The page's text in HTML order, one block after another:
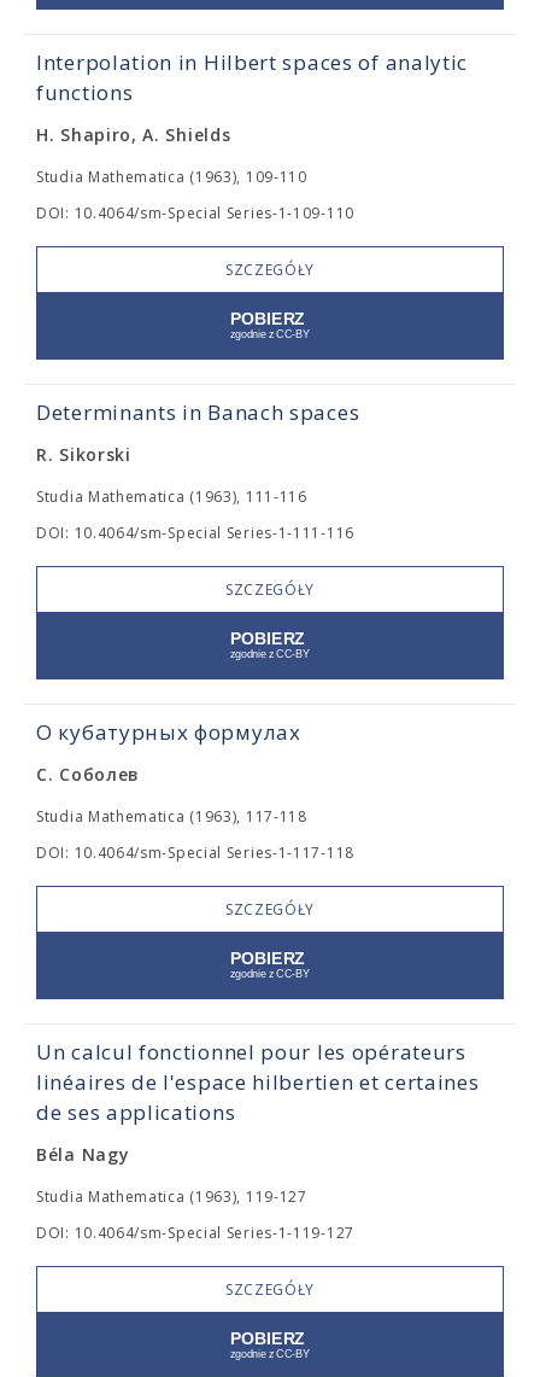
Interpolation in Hilbert spaces of analytic
functions
H. Shapiro, A. Shields
Studia Mathematica (1963), 109-110
DOI: 10.4064/sm-Special Series-1-109-110
SZCZEGÓŁY
Determinants in Banach spaces
R. Sikorski
Studia Mathematica (1963), 111-116
DOI: 10.4064/sm-Special Series-1-111-116
SZCZEGÓŁY
О кубатурных формулах
С. Соболев
Studia Mathematica (1963), 117-118
DOI: 10.4064/sm-Special Series-1-117-118
SZCZEGÓŁY
Un calcul fonctionnel pour les opérateurs
linéaires de l'espace hilbertien et certaines
de ses applications
Béla Nagy
Studia Mathematica (1963), 119-127
DOI: 10.4064/sm-Special Series-1-119-127
SZCZEGÓŁY